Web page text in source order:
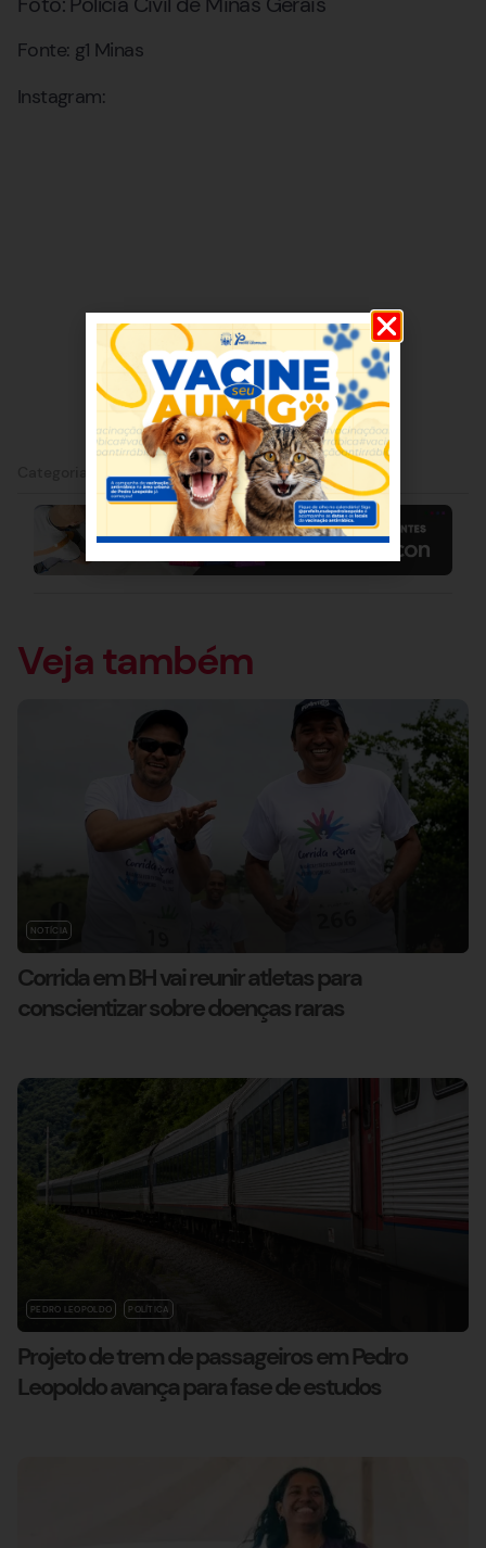
Fonte: g1 Minas
Instagram:
Lagoa Santa
Veja também
NOTÍCIA
Corrida em BH vai reunir atletas para
conscientizar sobre doenças raras
PEDRO LEOPOLDO POLÍTICA
Projeto de trem de passageiros em Pedro
Leopoldo avança para fase de estudos